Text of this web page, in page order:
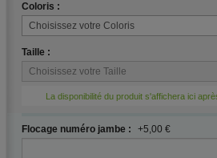
Coloris :
Taille :
La disponibilité du produit s'affichera ici
Flocage numéro jambe : +5,00 €